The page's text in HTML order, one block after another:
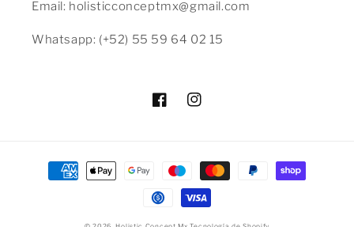
Email: holisticconceptmx@gmail.com
Whatsapp: (+52) 55 59 64 02 15
FacebookInstagram
Formas
¿Tienes dudas? Consulta nuestraAyuda.